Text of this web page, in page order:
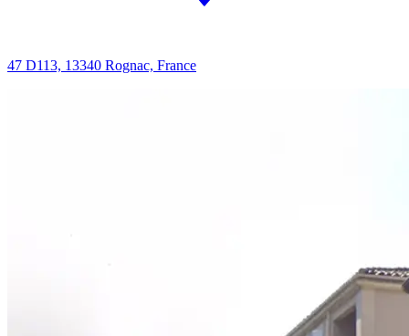
47 D113, 13340 Rognac, France